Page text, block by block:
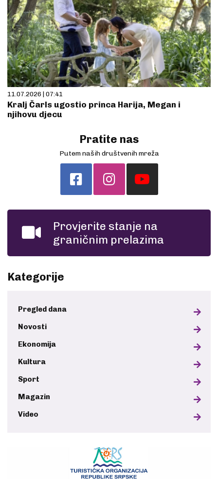
11.07.2026 | 07:41
Kralj Čarls ugostio princa Harija, Megan i
njihovu djecu
Pratite nas
Putem naših društvenih mreža
Provjerite stanje na
graničnim prelazima
Kategorije
Pregled dana
Novosti
Ekonomija
Kultura
Sport
Magazin
Video